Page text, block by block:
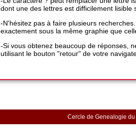
dont une des lettres est difficilement lisible
-N'hésitez pas à faire plusieurs
exactement sous la même graphie que
-Si vous obtenez beaucoup de réponses,
utilisant le bouton "retour" de votre
Cercle de Genealogie